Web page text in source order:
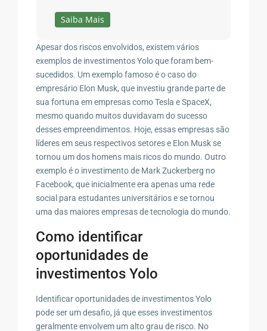
Saiba Mais
Apesar dos riscos envolvidos, existem vários
exemplos de investimentos Yolo que foram bem-
sucedidos. Um exemplo famoso é o caso do
empresário Elon Musk, que investiu grande parte de
sua fortuna em empresas como Tesla e SpaceX,
mesmo quando muitos duvidavam do sucesso
desses empreendimentos. Hoje, essas empresas são
líderes em seus respectivos setores e Elon Musk se
tornou um dos homens mais ricos do mundo. Outro
exemplo é o investimento de Mark Zuckerberg no
Facebook, que inicialmente era apenas uma rede
social para estudantes universitários e se tornou
uma das maiores empresas de tecnologia do mundo.
Como identificar
oportunidades de
investimentos Yolo
Identificar oportunidades de investimentos Yolo
pode ser um desafio, já que esses investimentos
geralmente envolvem um alto grau de risco. No